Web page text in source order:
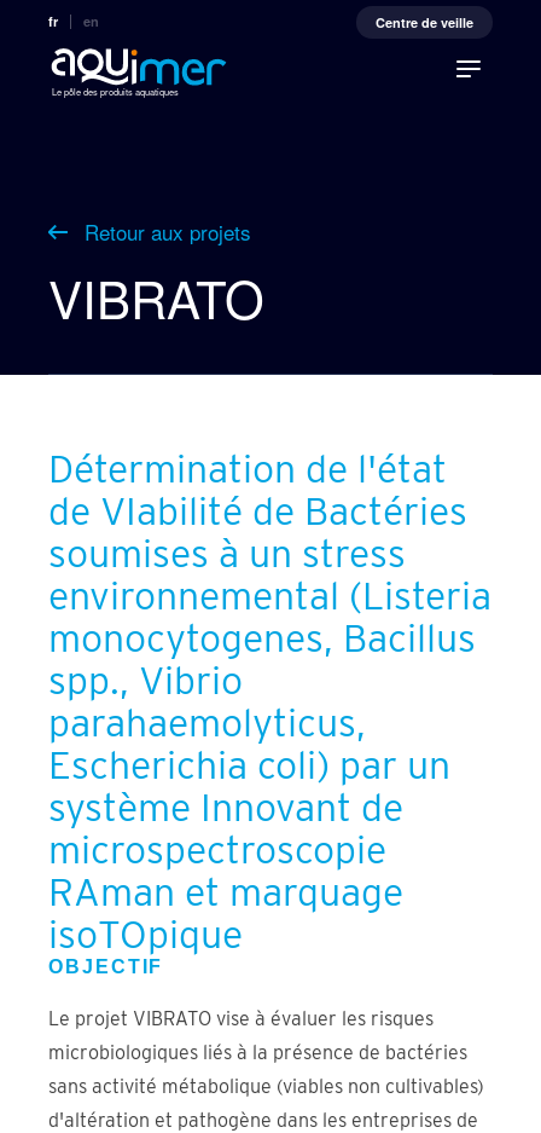
fr en Centre de veille
Le pôle des produits aquatiques
Retour aux projets
VIBRATO
Détermination de l'état
de VIabilité de Bactéries
soumises à un stress
environnemental (Listeria
monocytogenes, Bacillus
spp., Vibrio
parahaemolyticus,
Escherichia coli) par un
système Innovant de
microspectroscopie
RAman et marquage
isoTOpique
OBJECTIF
Le projet VIBRATO vise à évaluer les risques
microbiologiques liés à la présence de bactéries
sans activité métabolique (viables non cultivables)
d'altération et pathogène dans les entreprises de